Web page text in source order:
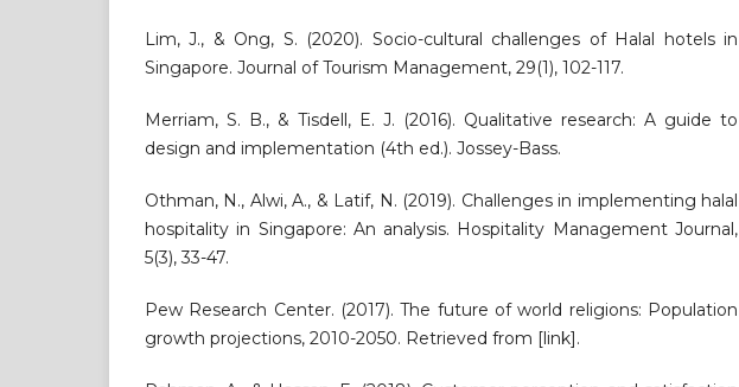
Lim, J., & Ong, S. (2020). Socio-cultural challenges of Halal hotels in
Singapore. Journal of Tourism Management, 29(1), 102-117.
Merriam, S. B., & Tisdell, E. J. (2016). Qualitative research: A guide to
design and implementation (4th ed.). Jossey-Bass.
Othman, N., Alwi, A., & Latif, N. (2019). Challenges in implementing halal
hospitality in Singapore: An analysis. Hospitality Management Journal,
5(3), 33-47.
Pew Research Center. (2017). The future of world religions: Population
growth projections, 2010-2050. Retrieved from [link].